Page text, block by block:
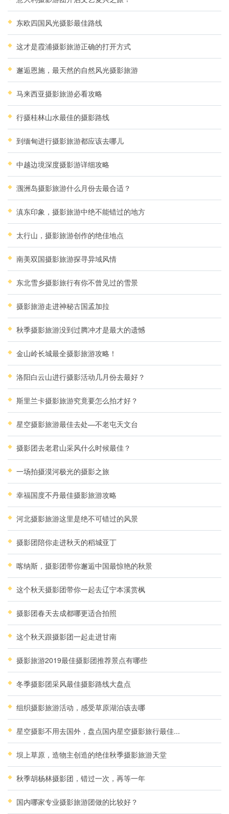
东欧四国风光摄影最佳路线
这才是霞浦摄影旅游正确的打开方式
邂逅恩施，最天然的自然风光摄影旅游
马来西亚摄影旅游必看攻略
行摄桂林山水最佳的摄影路线
到缅甸进行摄影旅游都应该去哪儿
中越边境深度摄影游详细攻略
涠洲岛摄影旅游什么月份去最合适？
滇东印象，摄影旅游中绝不能错过的地方
太行山，摄影旅游创作的绝佳地点
南美双国摄影旅游探寻异域风情
东北雪乡摄影旅行有你不曾见过的雪景
摄影旅游走进神秘古国孟加拉
秋季摄影旅游没到过腾冲才是最大的遗憾
金山岭长城最全摄影旅游攻略！
洛阳白云山进行摄影活动几月份去最好？
斯里兰卡摄影旅游究竟要怎么拍才好？
星空摄影旅游最佳去处—不老屯天文台
摄影团去老君山采风什么时候最佳？
一场拍摄漠河极光的摄影之旅
幸福国度不丹最佳摄影旅游攻略
河北摄影旅游这里是绝不可错过的风景
摄影团陪你走进秋天的稻城亚丁
喀纳斯，摄影团带你邂逅中国最惊艳的秋景
这个秋天摄影团带你一起去辽宁本溪赏枫
摄影团春天去成都哪更适合拍照
这个秋天跟摄影团一起走进甘南
摄影旅游2019最佳摄影团推荐景点有哪些
冬季摄影团采风最佳摄影路线大盘点
组织摄影旅游活动，感受草原湖泊该去哪
星空摄影不用去国外，盘点国内星空摄影旅行最佳...
坝上草原，造物主创造的绝佳秋季摄影旅游天堂
秋季胡杨林摄影团，错过一次，再等一年
国内哪家专业摄影旅游团做的比较好？